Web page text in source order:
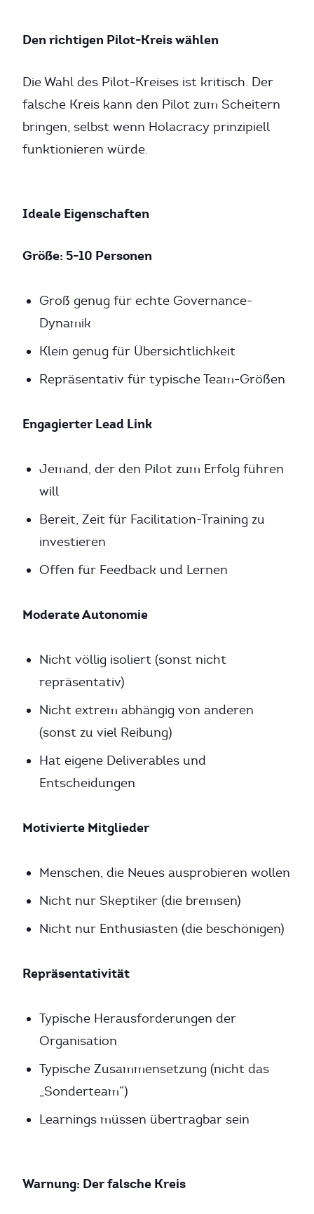
Den richtigen Pilot-Kreis wählen
Die Wahl des Pilot-Kreises ist kritisch. Der
falsche Kreis kann den Pilot zum Scheitern
bringen, selbst wenn Holacracy prinzipiell
funktionieren würde.
Ideale Eigenschaften
Größe: 5-10 Personen
Groß genug für echte Governance-
Dynamik
Klein genug für Übersichtlichkeit
Repräsentativ für typische Team-Größen
Engagierter Lead Link
Jemand, der den Pilot zum Erfolg führen
will
Bereit, Zeit für Facilitation-Training zu
investieren
Offen für Feedback und Lernen
Moderate Autonomie
Nicht völlig isoliert (sonst nicht
repräsentativ)
Nicht extrem abhängig von anderen
(sonst zu viel Reibung)
Hat eigene Deliverables und
Entscheidungen
Motivierte Mitglieder
Menschen, die Neues ausprobieren wollen
Nicht nur Skeptiker (die bremsen)
Nicht nur Enthusiasten (die beschönigen)
Repräsentativität
Typische Herausforderungen der
Organisation
Typische Zusammensetzung (nicht das
„Sonderteam”)
Learnings müssen übertragbar sein
Warnung: Der falsche Kreis